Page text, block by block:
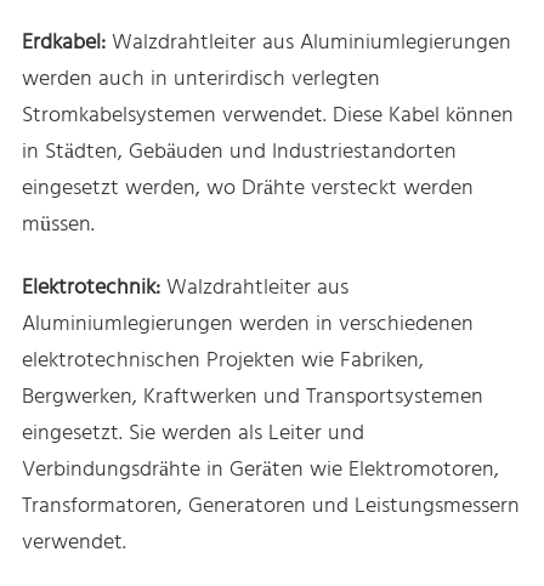
Erdkabel:Walzdrahtleiter aus Aluminiumlegierungen
werden auch in unterirdisch verlegten
Stromkabelsystemen verwendet. Diese Kabel können
in Städten, Gebäuden und Industriestandorten
eingesetzt werden, wo Drähte versteckt werden
müssen.
Elektrotechnik:Walzdrahtleiter aus
Aluminiumlegierungen werden in verschiedenen
elektrotechnischen Projekten wie Fabriken,
Bergwerken, Kraftwerken und Transportsystemen
eingesetzt. Sie werden als Leiter und
Verbindungsdrähte in Geräten wie Elektromotoren,
Transformatoren, Generatoren und Leistungsmessern
verwendet.